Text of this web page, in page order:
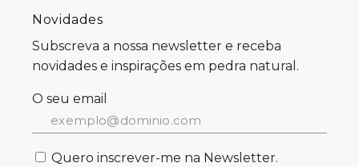
Novidades
Subscreva a nossa newsletter e receba
novidades e inspirações em pedra natural.
O seu email
Quero inscrever-me na Newsletter.